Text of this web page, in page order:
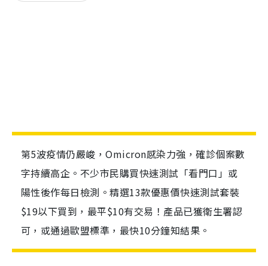
第5波疫情仍嚴峻，Omicron感染力強，確診個案數
字持續高企。不少市民購買快速測試「看門口」或
陽性後作每日檢測。精選13款優惠價快速測試套裝
$19以下買到，最平$10有交易！產品已獲衛生署認
可，或通過歐盟標準，最快10分鐘知結果。